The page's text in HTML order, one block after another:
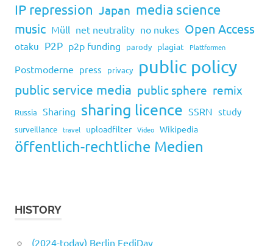
IP repression Japan media science
music Müll net neutrality no nukes Open Access
otaku P2P p2p funding parody plagiat Plattformen
Postmoderne press privacy public policy
public service media public sphere remix
Russia Sharing sharing licence SSRN study
surveillance travel uploadfilter Video Wikipedia
öffentlich-rechtliche Medien
HISTORY
(2024-today) Berlin FediDay